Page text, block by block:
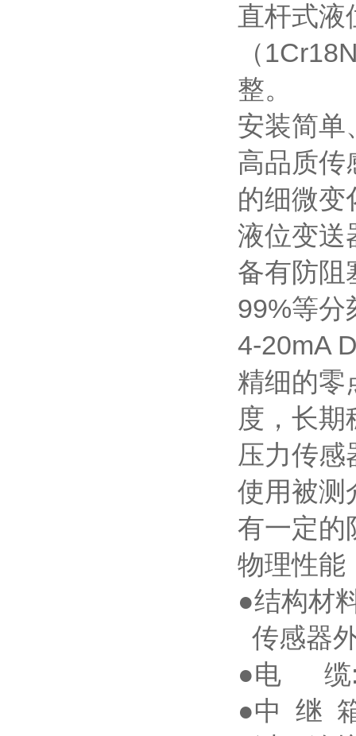
直杆式液
（
整。
安装简单
高品质传
的细微变
液位变送
备有防阻
99%等分
4-20mA
精细的零
度，长期
压力传感
使用被测
有一定的
物理性能
●结构材
传感器
●电 缆:
●中 继